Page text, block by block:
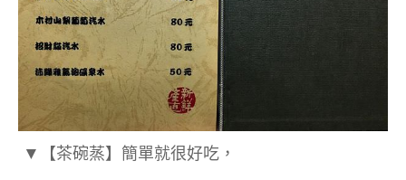
▼ 【茶碗蒸】簡單就很好吃，